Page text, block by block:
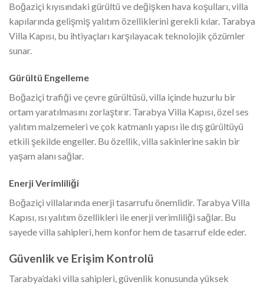
Boğaziçi kıyısındaki gürültü ve değişken hava koşulları, villa
kapılarında gelişmiş yalıtım özelliklerini gerekli kılar. Tarabya
Villa Kapısı, bu ihtiyaçları karşılayacak teknolojik çözümler
sunar.
Gürültü Engelleme
Boğaziçi trafiği ve çevre gürültüsü, villa içinde huzurlu bir
ortam yaratılmasını zorlaştırır. Tarabya Villa Kapısı, özel ses
yalıtım malzemeleri ve çok katmanlı yapısı ile dış gürültüyü
etkili şekilde engeller. Bu özellik, villa sakinlerine sakin bir
yaşam alanı sağlar.
Enerji Verimliliği
Boğaziçi villalarında enerji tasarrufu önemlidir. Tarabya Villa
Kapısı, ısı yalıtım özellikleri ile enerji verimliliği sağlar. Bu
sayede villa sahipleri, hem konfor hem de tasarruf elde eder.
Güvenlik ve Erişim Kontrolü
Tarabya’daki villa sahipleri, güvenlik konusunda yüksek